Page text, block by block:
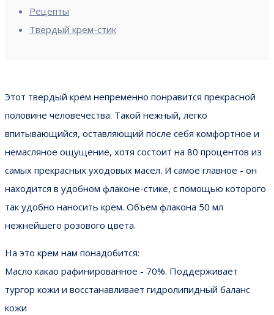
Рецепты
Твердый крем-стик
Этот твердый крем непременно понравится прекрасной
половине человечества. Такой нежный, легко
впитывающийся, оставляющий после себя комфортное и
немасляное ощущение, хотя состоит на 80 процентов из
самых прекрасных уходовых масел. И самое главное - он
находится в удобном флаконе-стике, с помощью которого
так удобно наносить крем. Объем флакона 50 мл
нежнейшего розового цвета.
На это крем нам понадобится:
Масло какао рафинированное - 70%. Поддерживает
тургор кожи и восстанавливает гидролипидный баланс
кожи